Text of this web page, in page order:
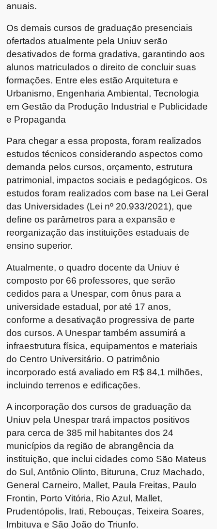
anuais.
Os demais cursos de graduação presenciais
ofertados atualmente pela Uniuv serão
desativados de forma gradativa, garantindo aos
alunos matriculados o direito de concluir suas
formações. Entre eles estão Arquitetura e
Urbanismo, Engenharia Ambiental, Tecnologia
em Gestão da Produção Industrial e Publicidade
e Propaganda
Para chegar a essa proposta, foram realizados
estudos técnicos considerando aspectos como
demanda pelos cursos, orçamento, estrutura
patrimonial, impactos sociais e pedagógicos. Os
estudos foram realizados com base na Lei Geral
das Universidades (Lei nº 20.933/2021), que
define os parâmetros para a expansão e
reorganização das instituições estaduais de
ensino superior.
Atualmente, o quadro docente da Uniuv é
composto por 66 professores, que serão
cedidos para a Unespar, com ônus para a
universidade estadual, por até 17 anos,
conforme a desativação progressiva de parte
dos cursos. A Unespar também assumirá a
infraestrutura física, equipamentos e materiais
do Centro Universitário. O patrimônio
incorporado está avaliado em R$ 84,1 milhões,
incluindo terrenos e edificações.
A incorporação dos cursos de graduação da
Uniuv pela Unespar trará impactos positivos
para cerca de 385 mil habitantes dos 24
municípios da região de abrangência da
instituição, que inclui cidades como São Mateus
do Sul, Antônio Olinto, Bituruna, Cruz Machado,
General Carneiro, Mallet, Paula Freitas, Paulo
Frontin, Porto Vitória, Rio Azul, Mallet,
Prudentópolis, Irati, Rebouças, Teixeira Soares,
Imbituva e São João do Triunfo.